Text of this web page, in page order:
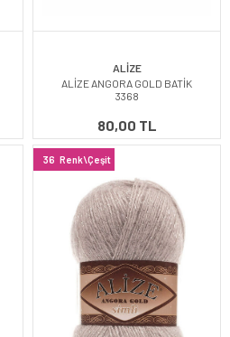
ALİZE
ALİZE ANGORA GOLD BATİK
3368
80,00 TL
36 Renk\Çeşit